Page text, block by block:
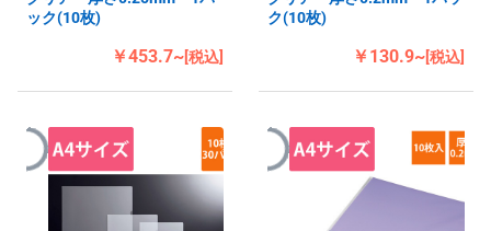
ック(10枚)
￥453.7~[税込]
ク(10枚)
￥130.9~[税込]